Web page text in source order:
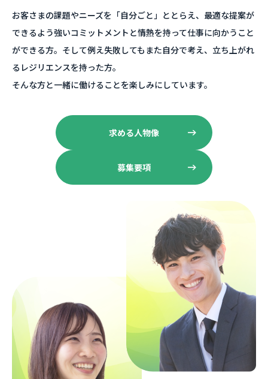
お客さまの課題やニーズを「自分ごと」ととらえ、最適な提案が
できるよう強いコミットメントと情熱を持って仕事に向かうこと
ができる方。そして例え失敗してもまた自分で考え、立ち上がれ
るレジリエンスを持った方。
そんな方と一緒に働けることを楽しみにしています。
求める人物像
募集要項